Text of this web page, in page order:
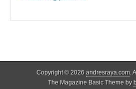
Copyright © 2026 andresraya.com.
The Magazine Basic Theme by